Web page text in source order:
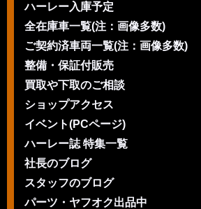
ハーレー入庫予定
全在庫車一覧(注：画像多数)
ご契約済車両一覧(注：画像多数)
整備・保証付販売
買取や下取のご相談
ショップアクセス
イベント(PCページ)
ハーレー誌 特集一覧
社長のブログ
スタッフのブログ
パーツ・ヤフオク出品中